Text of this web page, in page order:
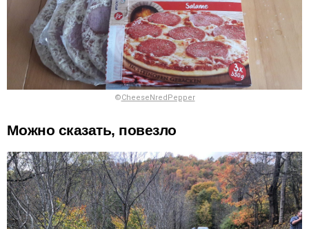
©CheeseNredPepper
Можно сказать, повезло